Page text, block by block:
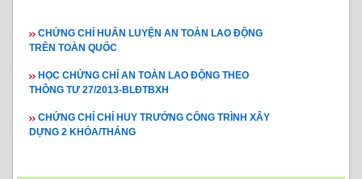
CHỨNG CHỈ HUẤN LUYỆN AN TOÀN LAO ĐỘNG
TRÊN TOÀN QUỐC
HỌC CHỨNG CHỈ AN TOÀN LAO ĐỘNG THEO
THÔNG TƯ 27/2013-BLĐTBXH
CHỨNG CHỈ CHỈ HUY TRƯỞNG CÔNG TRÌNH XÂY
DỰNG 2 KHÓA/THÁNG